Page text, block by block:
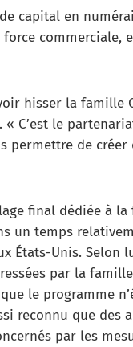
capital en
commerciale,
hisser la famille
C’est le
permettre de créer
final dédiée à
un temps
États-Unis. Selon
par la
le programme
reconnu que des
par les